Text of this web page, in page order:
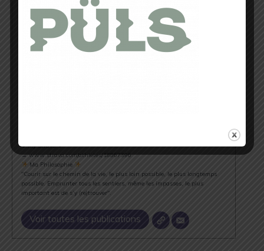
⇣ My Strava ⇣
→ www.strava.com/athletes/18867396
Ma Philosophie
"Courir sur le chemin de la vie, le plus loin possible, le plus longtemps
possible. Emprunter tous les sentiers, même les impasses, le plus
important est de s’y (re)trouver".
Voir toutes les publications